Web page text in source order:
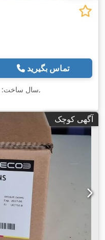
تماس بگیرید
سال ساخت:,
آگهی کوچک